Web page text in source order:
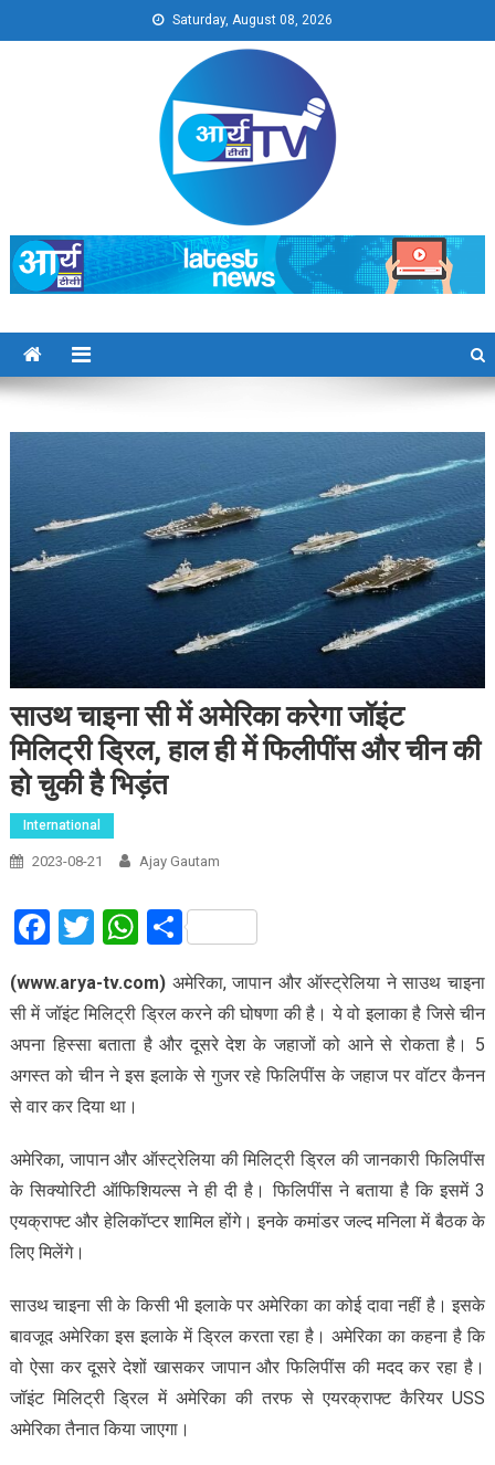
to
Saturday, August 08, 2026
Arya TV
साउथ चाइना सी में अमेरिका करेगा जॉइंट
मिलिट्री ड्रिल, हाल ही में फिलीपींस और चीन की
हो चुकी है भिड़ंत
International
2023-08-21 Ajay Gautam
Facebook
Twitter
WhatsApp
Share
(www.arya-tv.com)अमेरिका, जापान और ऑस्ट्रेलिया ने साउथ चाइना
सी में जॉइंट मिलिट्री ड्रिल करने की घोषणा की है। ये वो इलाका है जिसे चीन
अपना हिस्सा बताता है और दूसरे देश के जहाजों को आने से रोकता है। 5
अगस्त को चीन ने इस इलाके से गुजर रहे फिलिपींस के जहाज पर वॉटर कैनन
से वार कर दिया था।
अमेरिका, जापान और ऑस्ट्रेलिया की मिलिट्री ड्रिल की जानकारी फिलिपींस
के सिक्योरिटी ऑफिशियल्स ने ही दी है। फिलिपींस ने बताया है कि इसमें 3
एयक्राफ्ट और हेलिकॉप्टर शामिल होंगे। इनके कमांडर जल्द मनिला में बैठक के
लिए मिलेंगे।
साउथ चाइना सी के किसी भी इलाके पर अमेरिका का कोई दावा नहीं है। इसके
बावजूद अमेरिका इस इलाके में ड्रिल करता रहा है। अमेरिका का कहना है कि
वो ऐसा कर दूसरे देशों खासकर जापान और फिलिपींस की मदद कर रहा है।
जॉइंट मिलिट्री ड्रिल में अमेरिका की तरफ से एयरक्राफ्ट कैरियर USS
अमेरिका तैनात किया जाएगा।